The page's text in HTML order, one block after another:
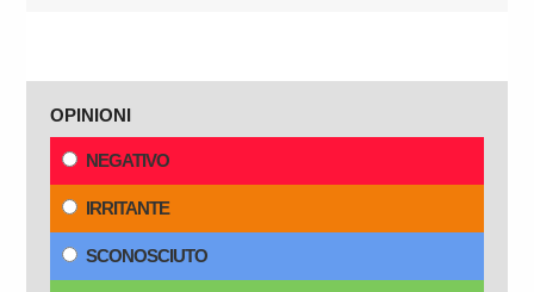
OPINIONI
NEGATIVO
IRRITANTE
SCONOSCIUTO